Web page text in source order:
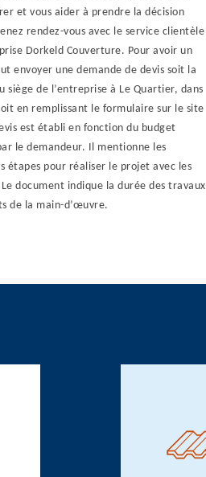
et vous aider à prendre la décision
rendez-vous avec le service clientèle
Dorkeld Couverture. Pour avoir un
envoyer une demande de devis soit la
siège de l’entreprise à Le Quartier, dans
en remplissant le formulaire sur le site
est établi en fonction du budget
le demandeur. Il mentionne les
étapes pour réaliser le projet avec les
document indique la durée des travaux
de la main-d’œuvre.